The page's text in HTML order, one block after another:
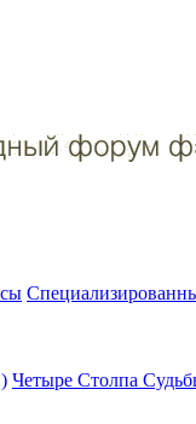
Четыре Столпа